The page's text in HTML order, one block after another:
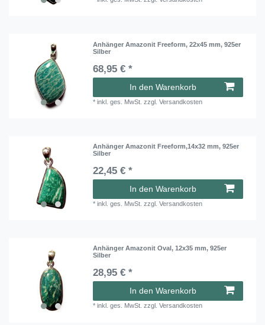
Anhänger Amazonit Freeform, 22x45 mm, 925er
Silber
68,95 € *
In den Warenkorb
*inkl. ges. MwSt. zzgl.Versandkosten
Anhänger Amazonit Freeform,14x32 mm, 925er
Silber
22,45 € *
In den Warenkorb
*inkl. ges. MwSt. zzgl.Versandkosten
Anhänger Amazonit Oval, 12x35 mm, 925er
Silber
28,95 € *
In den Warenkorb
*inkl. ges. MwSt. zzgl.Versandkosten